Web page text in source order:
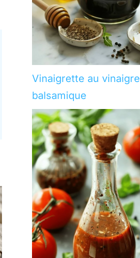
Vinaigrette au vinaigre
balsamique